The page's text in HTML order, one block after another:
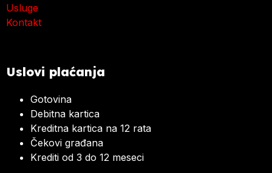
Usluge
Kontakt
Uslovi plaćanja
Gotovina
Debitna kartica
Kreditna kartica na 12 rata
Čekovi građana
Krediti od 3 do 12 meseci